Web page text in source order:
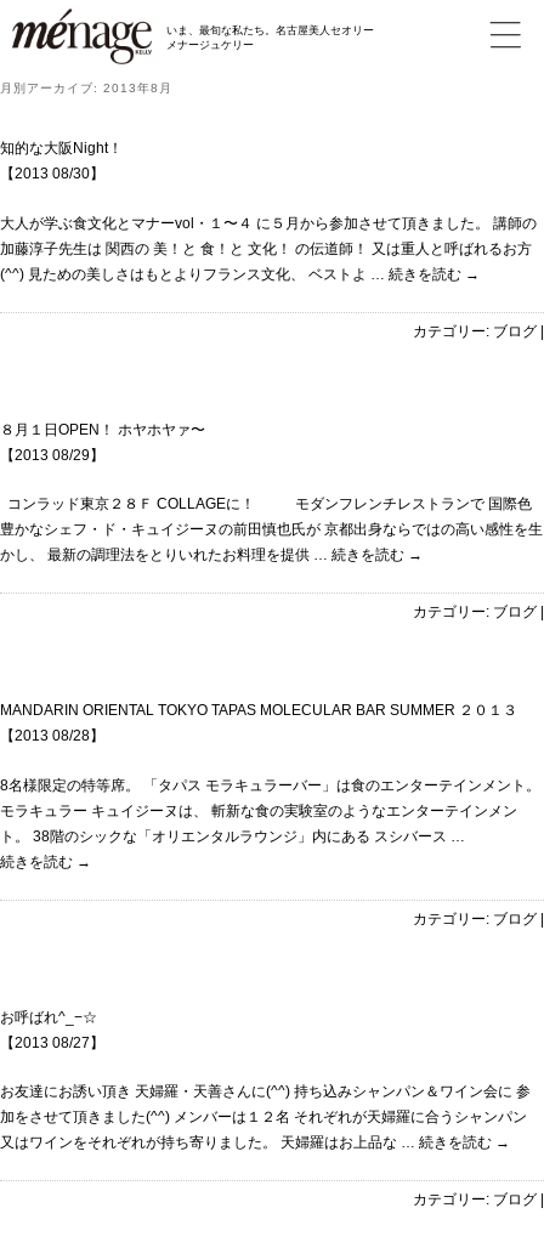
いま、最旬な私たち。名古屋美人セオリー
メナージュケリー
月別アーカイブ: 2013年8月
知的な大阪Night！
【2013 08/30】
大人が学ぶ食文化とマナーvol・１〜４ に５月から参加させて頂きました。 講師の
加藤淳子先生は 関西の 美！と 食！と 文化！ の伝道師！ 又は重人と呼ばれるお方
(^^) 見ための美しさはもとよりフランス文化、 ベストよ … 続きを読む →
カテゴリー: ブログ |
８月１日OPEN！ ホヤホヤァ〜
【2013 08/29】
コンラッド東京２８Ｆ COLLAGEに！ モダンフレンチレストランで 国際色
豊かなシェフ・ド・キュイジーヌの前田慎也氏が 京都出身ならではの高い感性を生
かし、 最新の調理法をとりいれたお料理を提供 … 続きを読む →
カテゴリー: ブログ
MANDARIN ORIENTAL TOKYO TAPAS MOLECULAR BAR SUMMER ２０１３
【2013 08/28】
8名様限定の特等席。 「タパス モラキュラーバー」は食のエンターテインメント。
モラキュラー キュイジーヌは、 斬新な食の実験室のようなエンターテインメン
ト。 38階のシックな「オリエンタルラウンジ」内にある スシバース …
続きを読む →
カテゴリー: ブログ |
お呼ばれ^_−☆
【2013 08/27】
お友達にお誘い頂き 天婦羅・天善さんに(^^) 持ち込みシャンパン＆ワイン会に 参
加をさせて頂きました(^^) メンバーは１２名 それぞれが天婦羅に合うシャンパン
又はワインをそれぞれが持ち寄りました。 天婦羅はお上品な … 続きを読む →
カテゴリー: ブログ